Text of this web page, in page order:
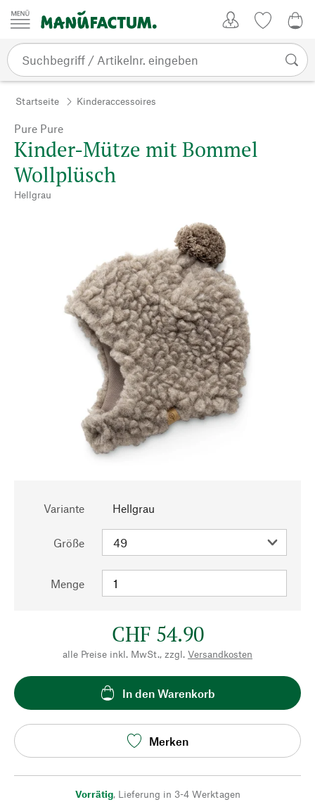
Zum Inhalt springen
Startseite Kinderaccessoires
Pure Pure
Kinder-Mütze mit Bommel
Wollplüsch
Hellgrau
Variante Hellgrau
Größe
Menge
CHF 54.90
alle Preise inkl. MwSt., zzgl. Versandkosten
In den Warenkorb
Merken
Vorrätig, Lieferung in 3-4 Werktagen